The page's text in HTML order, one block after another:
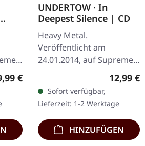
Preis:
€
UNDERTOW · In
Deepest Silence | CD
Heavy Metal.
Veröffentlicht am
24.01.2014, auf Supreme
Chaos Records. CD im
Jewelcase. Heavy wie
Hölle und dennoch
abwechslungsreich. Das
neue Album…
12,99 €
Sofort verfügbar,
Lieferzeit: 1-2 Werktage
HINZUFÜGEN